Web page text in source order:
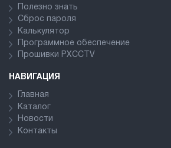
Полезно знать
Сброс пароля
Калькулятор
Программное обеспечение
Прошивки PXCCTV
НАВИГАЦИЯ
Главная
Каталог
Новости
Контакты